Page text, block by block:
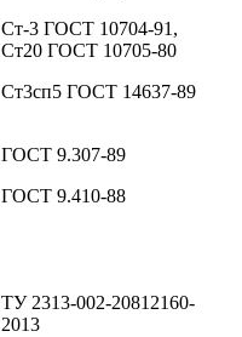
Ст-3 ГОСТ 10704-91,
Ст20 ГОСТ 10705-80
Ст3сп5 ГОСТ 14637-89
ГОСТ 9.307-89
ГОСТ 9.410-88
ТУ 2313-002-20812160-
2013